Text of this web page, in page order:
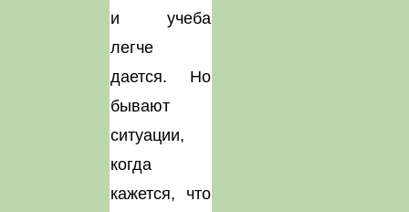
и учеба
легче
дается. Но
бывают
ситуации,
когда
кажется, что